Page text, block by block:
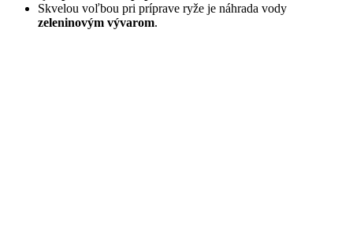
Skvelou voľbou pri príprave ryže je náhrada vody
zeleninovým vývarom.